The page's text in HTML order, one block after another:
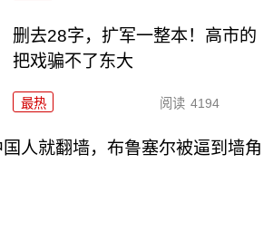
删去28字，扩军一整本！高市的
把戏骗不了东大
最热 阅读 4194
人就翻墙，布鲁塞尔被逼到墙角